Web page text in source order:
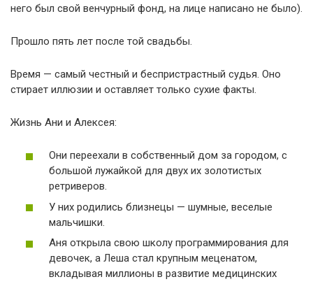
него был свой венчурный фонд, на лице написано не было).
Прошло пять лет после той свадьбы.
Время — самый честный и беспристрастный судья. Оно
стирает иллюзии и оставляет только сухие факты.
Жизнь Ани и Алексея:
Они переехали в собственный дом за городом, с
большой лужайкой для двух их золотистых
ретриверов.
У них родились близнецы — шумные, веселые
мальчишки.
Аня открыла свою школу программирования для
девочек, а Леша стал крупным меценатом,
вкладывая миллионы в развитие медицинских